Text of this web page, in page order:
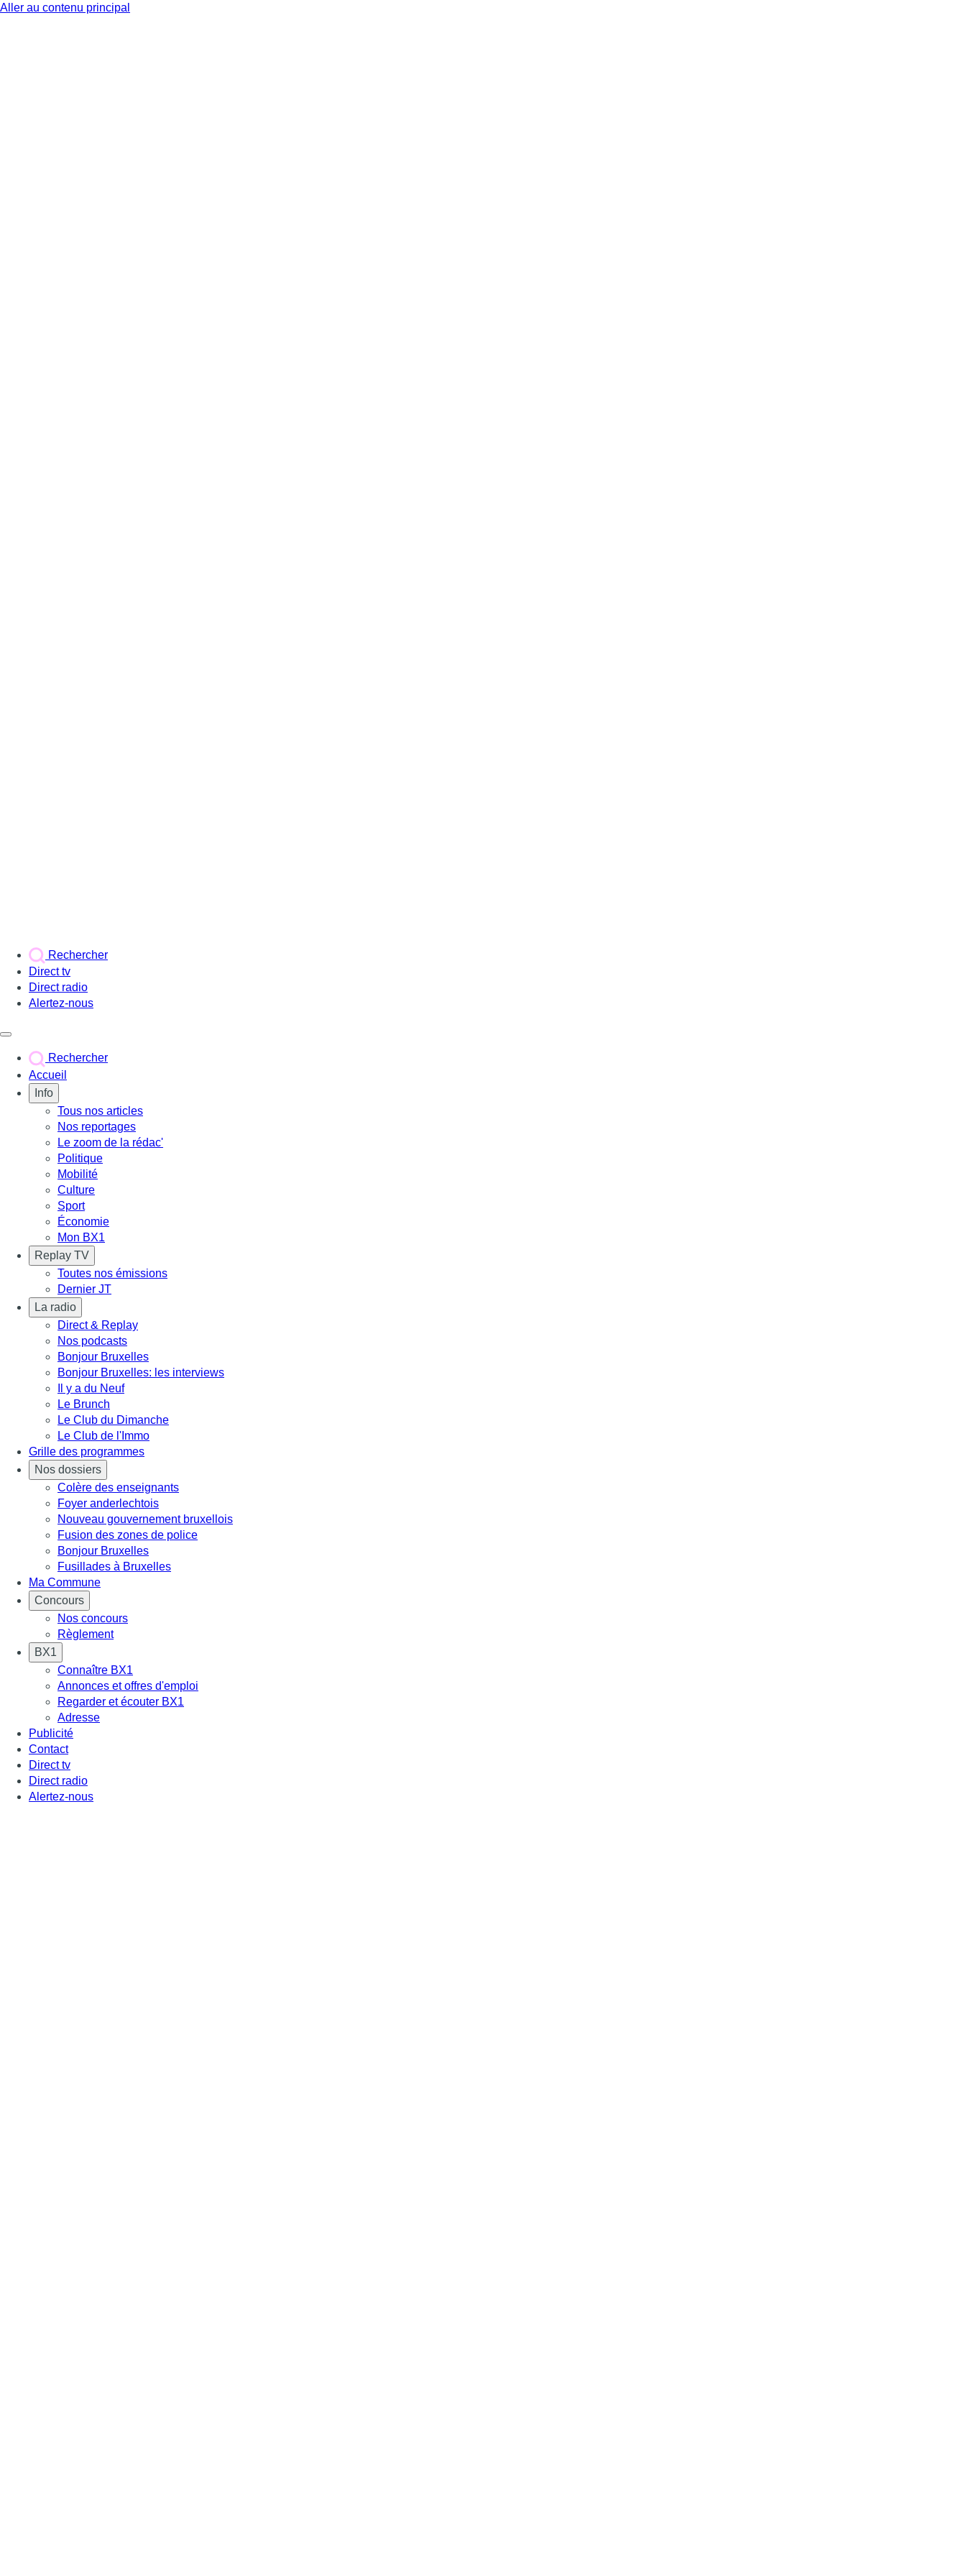
Aller au contenu principal
Rechercher
Direct tv
Direct radio
Alertez-nous
Rechercher
Accueil
Info
Tous nos articles
Nos reportages
Le zoom de la rédac'
Politique
Mobilité
Culture
Sport
Économie
Mon BX1
Replay TV
Toutes nos émissions
Dernier JT
La radio
Direct & Replay
Nos podcasts
Bonjour Bruxelles
Bonjour Bruxelles: les interviews
Il y a du Neuf
Le Brunch
Le Club du Dimanche
Le Club de l'Immo
Grille des programmes
Nos dossiers
Colère des enseignants
Foyer anderlechtois
Nouveau gouvernement bruxellois
Fusion des zones de police
Bonjour Bruxelles
Fusillades à Bruxelles
Ma Commune
Concours
Nos concours
Règlement
BX1
Connaître BX1
Annonces et offres d'emploi
Regarder et écouter BX1
Adresse
Publicité
Contact
Direct tv
Direct radio
Alertez-nous